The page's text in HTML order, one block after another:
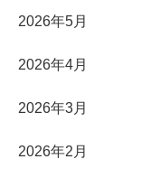
2026年5月
2026年4月
2026年3月
2026年2月